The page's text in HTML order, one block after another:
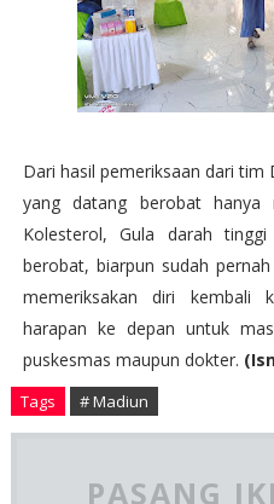
Dari hasil pemeriksaan dari
yang datang berobat hanya
Kolesterol, Gula darah
berobat, biarpun sudah
memeriksakan diri kembali
harapan ke depan untuk
puskesmas maupun dokter.
Tags # Madiun
PASANG